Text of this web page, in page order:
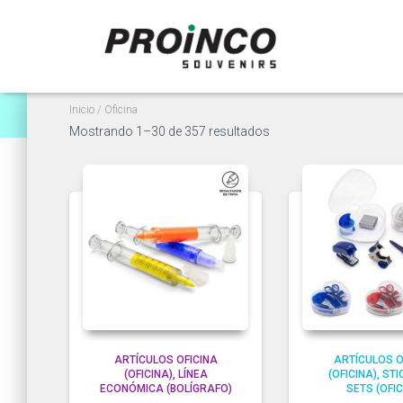
Inicio / Oficina
Mostrando 1–30 de 357 resultados
ARTÍCULOS OFICINA
(OFICINA)
LÍNEA
ECONÓMICA (BOLÍGRAFO)
ARTÍCULOS
(OFICINA)
SETS